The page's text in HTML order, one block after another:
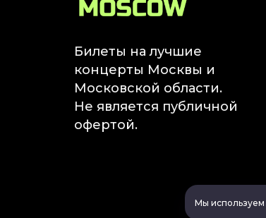
Билеты на лучшие
концерты Москвы и
Московской области.
Не является публичной
офертой.
Мы используем